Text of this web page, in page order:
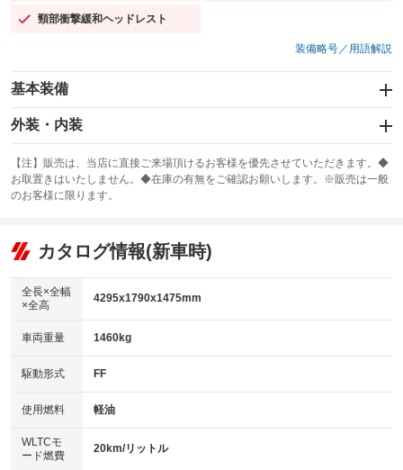
頸部衝撃緩和ヘッドレスト
：装備あり
装備略号／用語解説
基本装備
エアバッグ：運転席/助手席/サイド
：装備あり
：装備なし
サンルーフ
：装備なし ABS
リフトアップ
：装備なし
：装備なし
パワーウィンドウ
アイドリングストップ
：装備あり
USB入力端子
：装備あり
100V電源
：装備なし
センターデフロック
：装備なし
外装・内装
カーナビ：メモリーナビ他
：装備あり
TV：フルセグ
：装備あり
ビジュアル
：装備なし
：装備あり
革シート
キーレス
HID(キセノンライト)
：装備なし
バックカメラ
：装備あり
エアロ
：装備なし
【注】販売は、当店に直接ご来場頂けるお客様を優先させていただきます。◆
お取置きはいたしません。◆在庫の有無をご確認お願いします。※販売は一般
のお客様に限ります。
カタログ情報(新車時)
全長×全幅
×全高
4295x1790x1475mm
車両重量 1460kg
駆動形式 FF
使用燃料 軽油
WLTCモ
ード燃費
20km/リットル